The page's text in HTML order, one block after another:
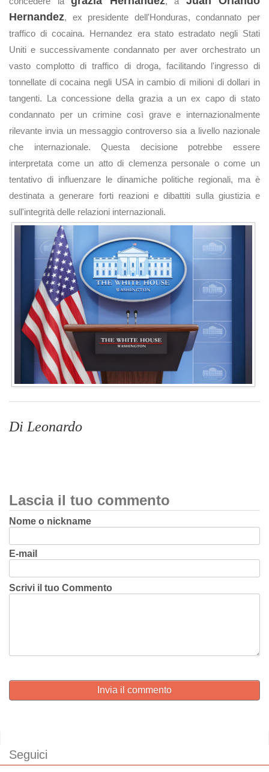
Hernandez, ex presidente dell'Honduras, condannato per
traffico di cocaina. Hernandez era stato estradato negli Stati
Uniti e successivamente condannato per aver orchestrato un
vasto complotto di traffico di droga, facilitando l'ingresso di
tonnellate di cocaina negli USA in cambio di milioni di dollari in
tangenti. La concessione della grazia a un ex capo di stato
condannato per un crimine così grave e internazionalmente
rilevante invia un messaggio controverso sia a livello nazionale
che internazionale. Questa decisione potrebbe essere
interpretata come un atto di clemenza personale o come un
tentativo di influenzare le dinamiche politiche regionali, ma è
destinata a generare forti reazioni e dibattiti sulla giustizia e
sull'integrità delle relazioni internazionali.
Di Leonardo
Lascia il tuo commento
Nome o nickname
E-mail
Scrivi il tuo Commento
Invia il commento
Seguici